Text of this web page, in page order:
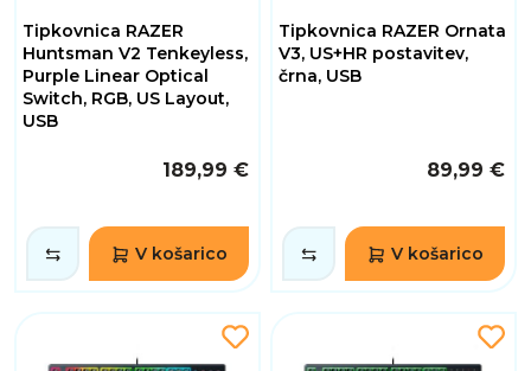
Tipkovnica RAZER
Huntsman V2 Tenkeyless,
Purple Linear Optical
Switch, RGB, US Layout,
USB
189,99 €
V košarico
Tipkovnica RAZER Ornata
V3, US+HR postavitev,
črna, USB
89,99 €
V košarico